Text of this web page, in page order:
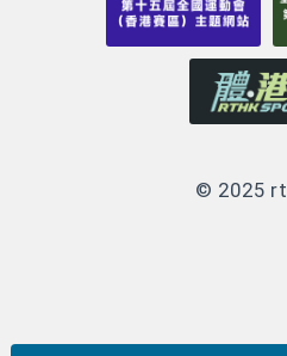
© 2025